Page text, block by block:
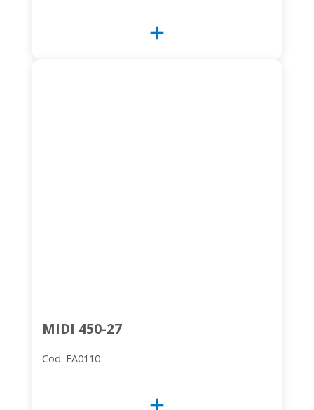
add
MIDI 450-27
Cod. FA0110
add